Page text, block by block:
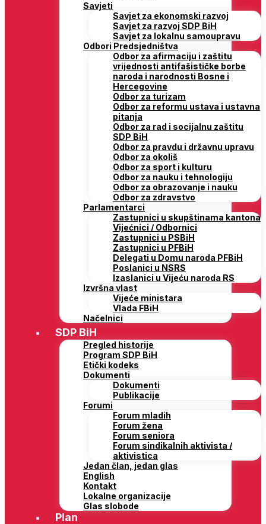
Savjeti
Savjet za ekonomski razvoj
Savjet za razvoj SDP BiH
Savjet za lokalnu samoupravu
Odbori Predsjedništva
Odbor za afirmaciju i zaštitu
vrijednosti antifašističke borbe
naroda i narodnosti Bosne i
Hercegovine
Odbor za turizam
Odbor za reformu ustava i ustavna
pitanja
Odbor za rad i socijalnu zaštitu
SDP BiH
Odbor za pravdu i državnu upravu
Odbor za okoliš
Odbor za sport i kulturu
Odbor za nauku i tehnologiju
Odbor za obrazovanje i nauku
Odbor za zdravstvo
Parlamentarci
Zastupnici u skupštinama kantona
Vijećnici / Odbornici
Zastupnici u PSBiH
Zastupnici u PFBiH
Delegati u Domu naroda PFBiH
Poslanici u NSRS
Izaslanici u Vijeću naroda RS
Izvršna vlast
Vijeće ministara
Vlada FBiH
Načelnici
SDP BiH
Pregled historije
Program SDP BiH
Etički kodeks
Dokumenti
Dokumenti
Publikacije
Forumi
Forum mladih
Forum žena
Forum seniora
Forum sindikalnih aktivista /
aktivistica
Jedan član, jedan glas
English
Kontakt
Lokalne organizacije
Glas slobode
Plan